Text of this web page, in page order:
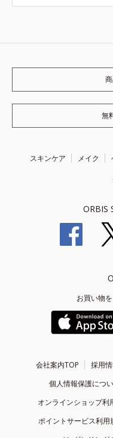
無
スキンケア メイク
ORBIS
お買い物
会社案内TOP 採用
個人情報保護につ
オンラインショップ利
ポイントサービス利用